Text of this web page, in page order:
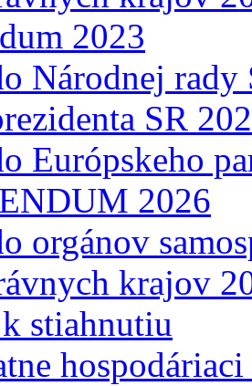
2023
Národnej
SR
Európskeho
2026
orgánov
krajov
stiahnutiu